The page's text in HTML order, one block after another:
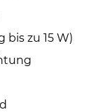
bis zu 15 W)